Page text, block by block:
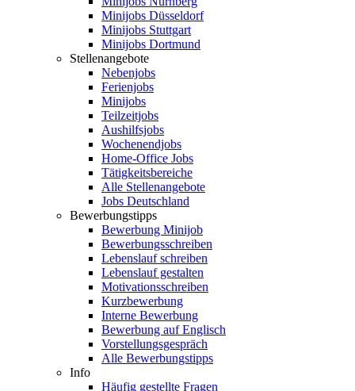
Minijobs Düsseldorf
Minijobs Stuttgart
Minijobs Dortmund
Stellenangebote
Nebenjobs
Ferienjobs
Minijobs
Teilzeitjobs
Aushilfsjobs
Wochenendjobs
Home-Office Jobs
Tätigkeitsbereiche
Alle Stellenangebote
Jobs Deutschland
Bewerbungstipps
Bewerbung Minijob
Bewerbungsschreiben
Lebenslauf schreiben
Lebenslauf gestalten
Motivationsschreiben
Kurzbewerbung
Interne Bewerbung
Bewerbung auf Englisch
Vorstellungsgespräch
Alle Bewerbungstipps
Info
Häufig gestellte Fragen